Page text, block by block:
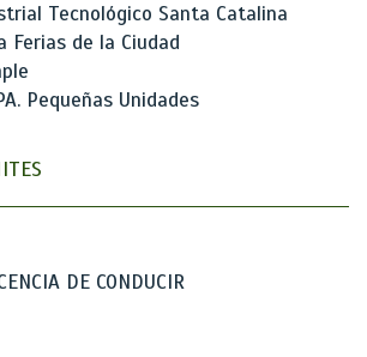
Tecnológico Santa Catalina
Ferias de la Ciudad
Pequeñas Unidades
DE CONDUCIR